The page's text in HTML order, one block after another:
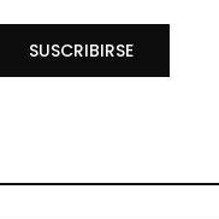
SUSCRIBIRSE